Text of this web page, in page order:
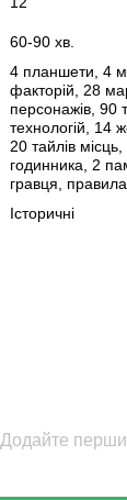
60-90 хв.
4 планшети, 4
факторій, 28
персонажів, 90
технологій, 14
20 тайлів
годинника, 2
гравця, правила
Історичні
Додайте